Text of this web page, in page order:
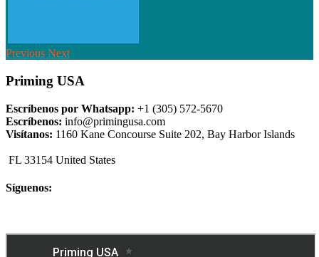
Previous Next
Priming USA
Escríbenos por Whatsapp: +1 (305) 572-5670
Escríbenos: info@primingusa.com
Visítanos: 1160 Kane Concourse Suite 202, Bay Harbor Islands
FL 33154 United States
Síguenos: